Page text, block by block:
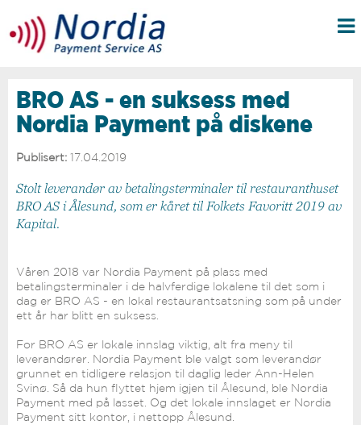
BRO AS - en suksess med
Nordia Payment på diskene
Publisert: 17.04.2019
Stolt leverandør av betalingsterminaler til restauranthuset
BRO AS i Ålesund, som er kåret til Folkets Favoritt 2019 av
Kapital.
Våren 2018 var Nordia Payment på plass med
betalingsterminaler i de halvferdige lokalene til det som i
dag er BRO AS - en lokal restaurantsatsning som på under
ett år har blitt en suksess.
For BRO AS er lokale innslag viktig, alt fra meny til
leverandører. Nordia Payment ble valgt som leverandør
grunnet en tidligere relasjon til daglig leder Ann-Helen
Svinø. Så da hun flyttet hjem igjen til Ålesund, ble Nordia
Payment med på lasset. Og det lokale innslaget er Nordia
Payment sitt kontor, i nettopp Ålesund.